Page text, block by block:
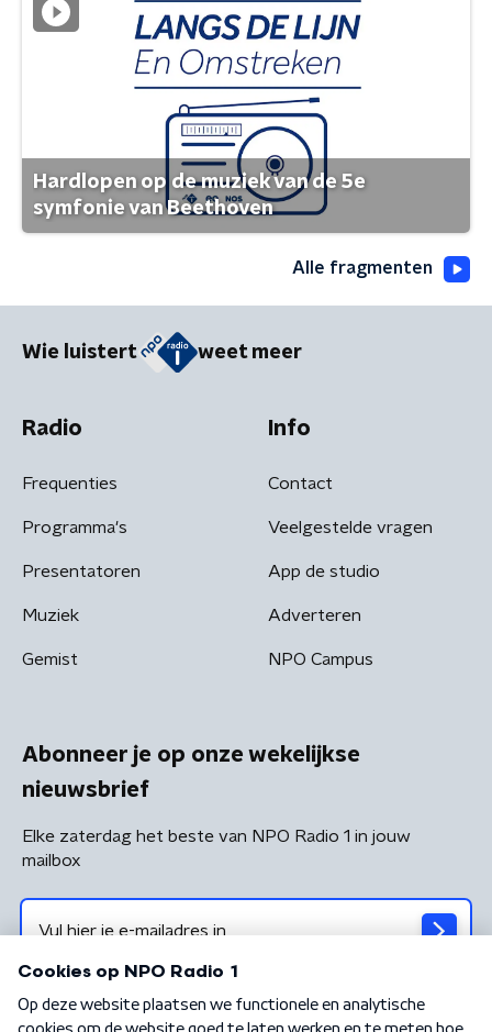
Hardlopen op de muziek van de 5e
symfonie van Beethoven
Alle fragmenten
Wie luistert weet meer
Radio
Frequenties
Programma's
Presentatoren
Muziek
Gemist
Info
Contact
Veelgestelde vragen
App de studio
Adverteren
NPO Campus
Abonneer je op onze wekelijkse
nieuwsbrief
Elke zaterdag het beste van NPO Radio 1 in jouw
mailbox